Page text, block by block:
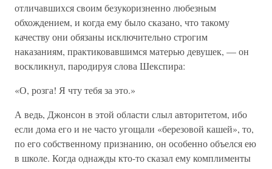
отличавшихся своим безукоризненно любезным
обхождением, и когда ему было сказано, что такому
качеству они обязаны исключительно строгим
наказаниям, практиковавшимся матерью девушек, — он
воскликнул, пародируя слова Шекспира:
«О, розга! Я чту тебя за это.»
А ведь, Джонсон в этой области слыл авторитетом, ибо
если дома его и не часто угощали «березовой кашей», то,
по его собственному признанию, он особенно объелся ею
в школе. Когда однажды кто-то сказал ему комплименты